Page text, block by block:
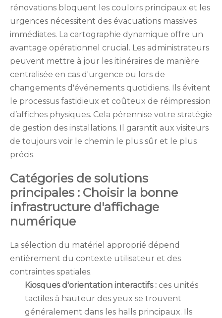
rénovations bloquent les couloirs principaux et les
urgences nécessitent des évacuations massives
immédiates. La cartographie dynamique offre un
avantage opérationnel crucial. Les administrateurs
peuvent mettre à jour les itinéraires de manière
centralisée en cas d'urgence ou lors de
changements d'événements quotidiens. Ils évitent
le processus fastidieux et coûteux de réimpression
d’affiches physiques. Cela pérennise votre stratégie
de gestion des installations. Il garantit aux visiteurs
de toujours voir le chemin le plus sûr et le plus
précis.
Catégories de solutions
principales : Choisir la bonne
infrastructure d'affichage
numérique
La sélection du matériel approprié dépend
entièrement du contexte utilisateur et des
contraintes spatiales.
Kiosques d'orientation interactifs : ces unités
tactiles à hauteur des yeux se trouvent
généralement dans les halls principaux. Ils